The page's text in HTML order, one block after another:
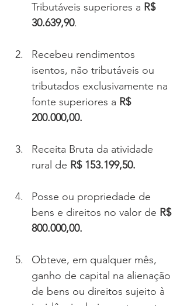
Tributáveis superiores a R$
30.639,90.
Recebeu rendimentos
isentos, não tributáveis ou
tributados exclusivamente na
fonte superiores a R$
200.000,00.
Receita Bruta da atividade
rural de R$ 153.199,50.
Posse ou propriedade de
bens e direitos no valor de R$
800.000,00.
Obteve, em qualquer mês,
ganho de capital na alienação
de bens ou direitos sujeito à